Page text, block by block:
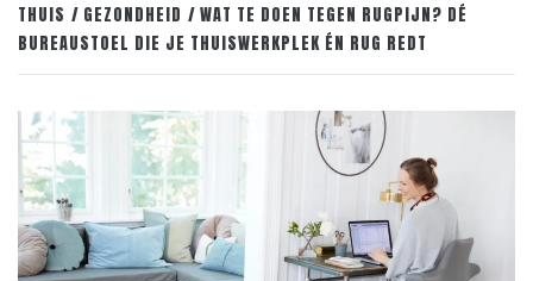
THUIS GEZONDHEID
WAT TE DOEN TEGEN RUGPIJN? DÉ
BUREAUSTOEL DIE JE THUISWERKPLEK ÉN RUG REDT